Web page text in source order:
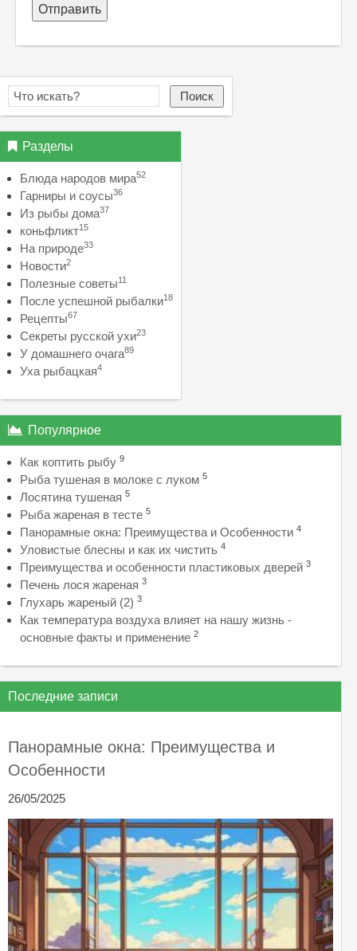
Отправить
Поиск
Разделы
Блюда народов мира52
Гарниры и соусы36
Из рыбы дома37
коньфликт15
На природе33
Новости2
Полезные советы11
После успешной рыбалки18
Рецепты67
Секреты русской ухи23
У домашнего очага89
Уха рыбацкая4
Популярное
Как коптить рыбу 9
Рыба тушеная в молоке с луком 5
Лосятина тушеная 5
Рыба жареная в тесте 5
Панорамные окна: Преимущества и Особенности 4
Уловистые блесны и как их чистить 4
Преимущества и особенности пластиковых дверей 3
Печень лося жареная 3
Глухарь жареный (2) 3
Как температура воздуха влияет на нашу жизнь -
основные факты и применение 2
Последние записи
Панорамные окна: Преимущества и
Особенности
26/05/2025